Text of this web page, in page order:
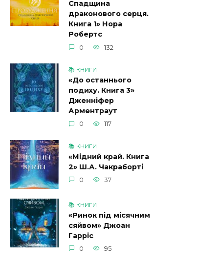
Спадщина
драконового серця.
Книга 1» Нора
Робертс
0 132
📚 КНИГИ
«До останнього
подиху. Книга 3»
Дженніфер
Арментраут
0 117
📚 КНИГИ
«Мідний край. Книга
2» Ш.А. Чакраборті
0 37
📚 КНИГИ
«Ринок під місячним
сяйвом» Джоан
Гарріс
0 95